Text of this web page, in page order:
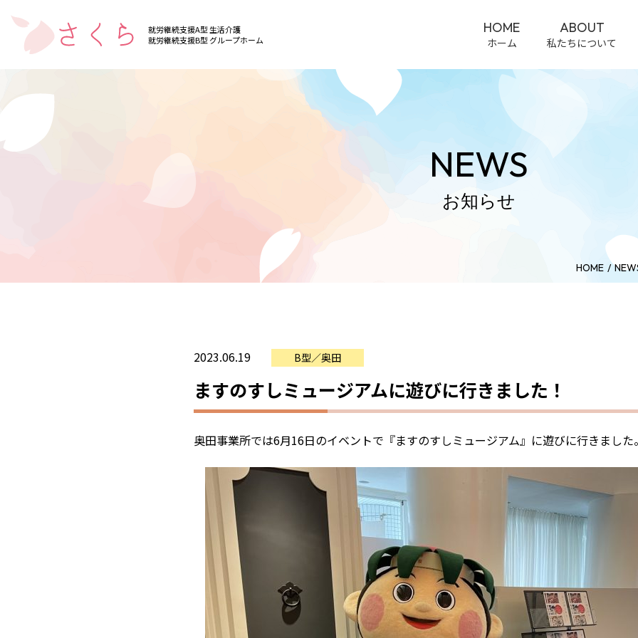
就労継続支援A型 生活介護
就労継続支援B型 グループホーム
HOME
ホーム
ABOUT
私たちについて
NEWS
お知らせ
HOME
2023.06.19 B型／奥田
ますのすしミュージアムに遊びに行きました！
奥田事業所では6月16日のイベントで『ますのすしミュージアム』に遊びに行きました